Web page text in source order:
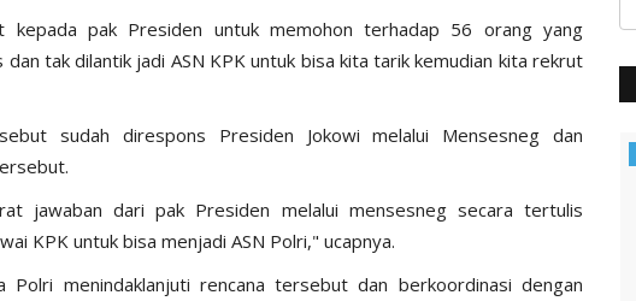
kepada pak Presiden untuk memohon terhadap 56 orang yang
tak dilantik jadi ASN KPK untuk bisa kita tarik kemudian kita rekrut
sudah direspons Presiden Jokowi melalui Mensesneg dan
jawaban dari pak Presiden melalui mensesneg secara tertulis
KPK untuk bisa menjadi ASN Polri," ucapnya.
Polri menindaklanjuti rencana tersebut dan berkoordinasi dengan